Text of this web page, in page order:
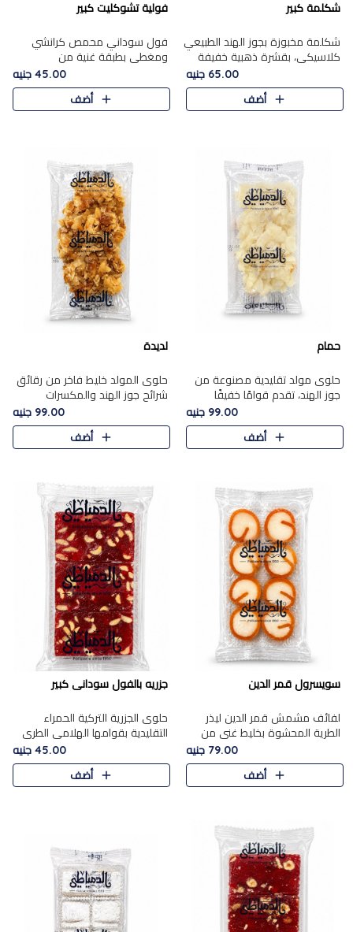
شكلمة كبير
شكلمة مخبوزة بجوز الهند الطبيعي
كلاسيكي، بقشرة ذهبية خفيفة
وقلب طري رطب يذوب في الفم،
تمنحك المذاق الشرقي الحلو الأصيل
التقليدي في كل لقمة.
65.00 جنيه
أضف
فولية تشوكليت كبير
فول سوداني محمص كرانشي
ومغطى بطبقة غنية من
الشوكولاتة، يجمع بين طعم
القرمشة الأصيلة الكلاسكيكية
التقليدية للفول السوداني وحلاوة
45.00 جنيه
أضف
حمام
حلوى مولد تقليدية مصنوعة من
جوز الهند، تقدم قوامًا خفيفًا
ونكهة شرقية أصيلة تجسد روح
الـموسم الأعياد.
99.00 جنيه
أضف
لديدة
حلوى المولد خليط فاخر من رقائق
شرائح جوز الهند والمكسرات
المحمصة، متماسك بشراب حلاوة
الكراميل الخفيفة ليمنحك قرمشة
غنية ومذاقًا شرقيًا أصيلً..
99.00 جنيه
أضف
سويسرول قمر الدين
لفائف مشمش قمر الدين ليذر
الطرية المحشوة بخليط غني من
جوز الهند الأبيض والمكسرات
الفاخرة، يقدم المذاق الحلو
الطبيعي لقمر الدين و تجمع بين
79.00 جنيه
أضف
جزريه بالفول سودانى كبير
حلوى الجزرية التركية الحمراء
التقليدية بقوامها الهلامي الطري
ولونها الأحمر المميز، محشوة
بسخاء بالفول السوداني المحمص
لتمنحك توازنًا رائعًا ..
45.00 جنيه
أضف